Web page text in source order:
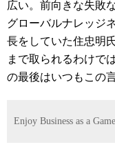
広い。前向きな失敗
グローバルナレッジ
長をしていた住忠明
まで取られるわけで
の最後はいつもこの
Enjoy Business as a